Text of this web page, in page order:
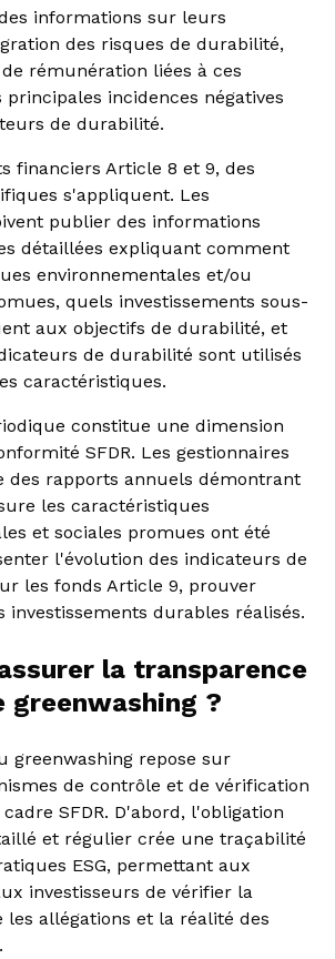
informations sur leurs
des risques de durabilité,
rémunération liées à ces
incidences négatives
de durabilité.
financiers Article 8 et 9, des
s'appliquent. Les
publier des informations
détaillées expliquant comment
environnementales et/ou
quels investissements sous-
aux objectifs de durabilité, et
de durabilité sont utilisés
caractéristiques.
constitue une dimension
SFDR. Les gestionnaires
des rapports annuels démontrant
les caractéristiques
et sociales promues ont été
l'évolution des indicateurs de
les fonds Article 9, prouver
investissements durables réalisés.
la transparence
greenwashing ?
greenwashing repose sur
de contrôle et de vérification
SFDR. D'abord, l'obligation
et régulier crée une traçabilité
ESG, permettant aux
investisseurs de vérifier la
les allégations et la réalité des